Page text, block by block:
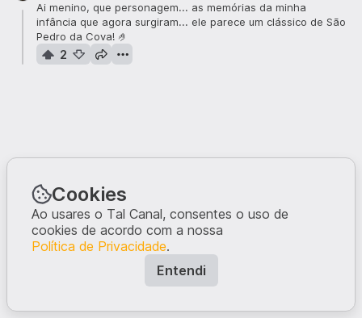
Ai menino, que personagem... as memórias da minha
infância que agora surgiram... ele parece um clássico de São
Pedro da Cova! 🤌
2
Cookies
Ao usares o Tal Canal, consentes o uso de
cookies de acordo com a nossa
Política de Privacidade.
Entendi